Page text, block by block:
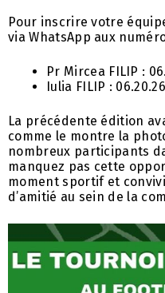
Pour inscrire votre
via WhatsApp aux
Pr Mircea FILIP :
Iulia FILIP :
La précédente édition
comme le montre la
nombreux participants
manquez pas cette
moment sportif et
d’amitié au sein de la